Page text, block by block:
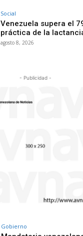
Social
Venezuela supera el
práctica de la
agosto 8, 2026
- Publicidad -
Gobierno